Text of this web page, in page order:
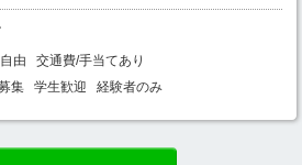
由
交通費/手当てあり
集 学生歓迎 経験者のみ